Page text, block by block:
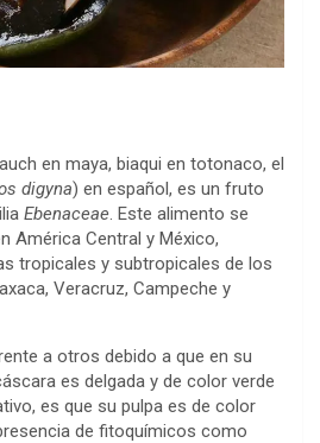
en maya, biaqui en totonaco, el
digyna) en español, es un fruto
Ebenaceae. Este alimento se
América Central y México,
tropicales y subtropicales de los
Veracruz, Campeche y
a otros debido a que en su
es delgada y de color verde
es que su pulpa es de color
de fitoquímicos como